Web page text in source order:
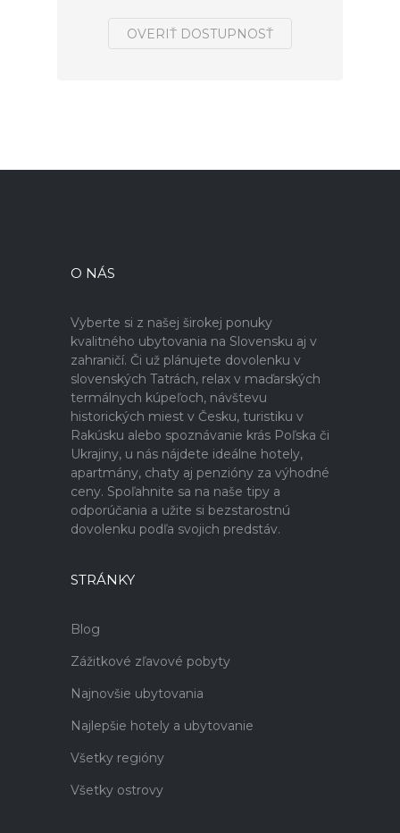
OVERIŤ DOSTUPNOSŤ
O NÁS
Vyberte si z našej širokej ponuky
kvalitného ubytovania na Slovensku aj v
zahraničí. Či už plánujete dovolenku v
slovenských Tatrách, relax v maďarských
termálnych kúpeľoch, návštevu
historických miest v Česku, turistiku v
Rakúsku alebo spoznávanie krás Poľska či
Ukrajiny, u nás nájdete ideálne hotely,
apartmány, chaty aj penzióny za výhodné
ceny. Spoľahnite sa na naše tipy a
odporúčania a užite si bezstarostnú
dovolenku podľa svojich predstáv.
STRÁNKY
Blog
Zážitkové zľavové pobyty
Najnovšie ubytovania
Najlepšie hotely a ubytovanie
Všetky regióny
Všetky ostrovy